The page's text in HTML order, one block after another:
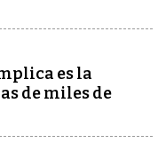
es la
de miles de